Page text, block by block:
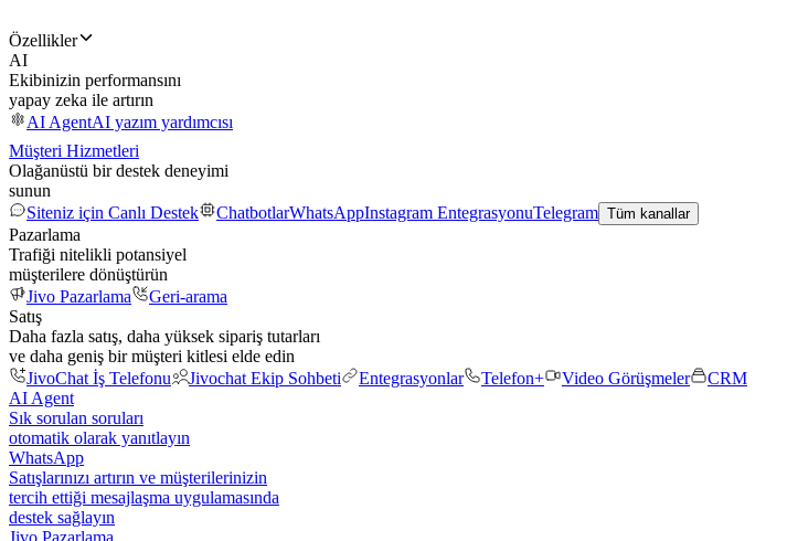
Özellikler
AI
Ekibinizin performansını
yapay zeka ile artırın
AI AgentAI yazım yardımcısı
Müşteri Hizmetleri
Olağanüstü bir destek deneyimi
sunun
Siteniz için Canlı Destek
ChatbotlarWhatsAppInstagram EntegrasyonuTelegram Tüm kanallar
Pazarlama
Trafiği nitelikli potansiyel
müşterilere dönüştürün
Jivo Pazarlama
Geri-arama
Satış
Daha fazla satış, daha yüksek sipariş tutarları
ve daha geniş bir müşteri kitlesi elde edin
JivoChat İş Telefonu
Jivochat Ekip Sohbeti Entegrasyonlar Telefon+ Video Görüşmeler
CRM
AI Agent
Sık sorulan soruları
otomatik olarak yanıtlayın
WhatsApp
Satışlarınızı artırın ve müşterilerinizin
tercih ettiği mesajlaşma uygulamasında
destek sağlayın
Jivo Pazarlama